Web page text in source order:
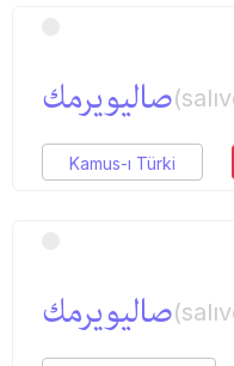
صالیویرمك
Kamus-ı Türki
صالیویرمك